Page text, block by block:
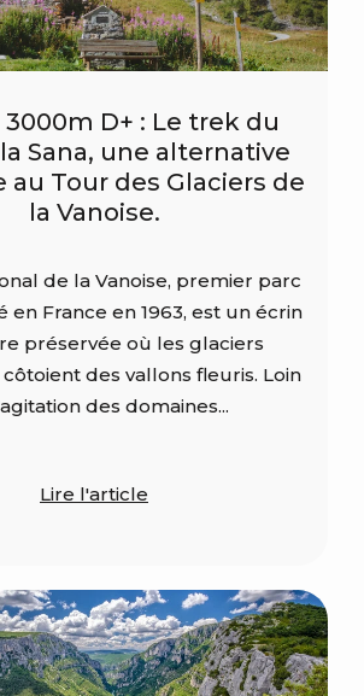
D+ : Le trek du
Sana, une alternative
au Tour des Glaciers de
la Vanoise.
de la Vanoise, premier parc
en France en 1963, est un écrin
préservée où les glaciers
des vallons fleuris. Loin
des domaines...
Lire l'article